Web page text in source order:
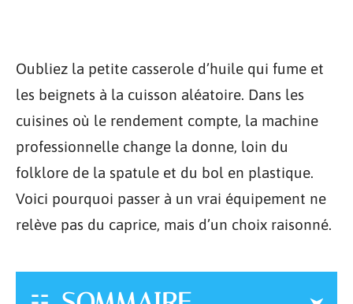
Oubliez la petite casserole d’huile qui fume et
les beignets à la cuisson aléatoire. Dans les
cuisines où le rendement compte, la machine
professionnelle change la donne, loin du
folklore de la spatule et du bol en plastique.
Voici pourquoi passer à un vrai équipement ne
relève pas du caprice, mais d’un choix raisonné.